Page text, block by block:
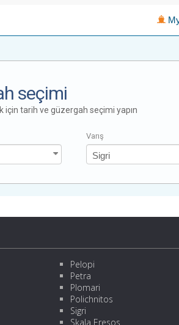
seçimi
için tarih ve güzergah seçimi yapın
Varış
Pelopi
Petra
Plomari
Polichnitos
Sigri
Skala Eresos